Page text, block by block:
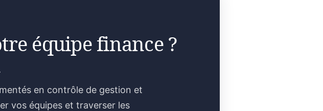
équipe finance ?
en contrôle de gestion et
vos équipes et traverser les